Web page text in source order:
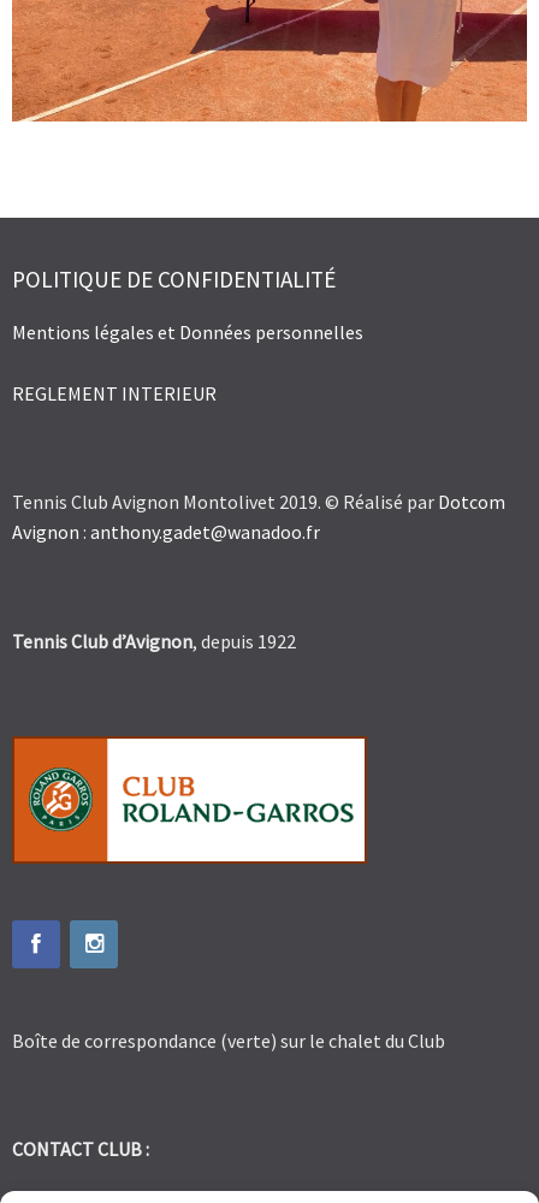
POLITIQUE DE CONFIDENTIALITÉ
Mentions légales et Données personnelles
REGLEMENT INTERIEUR
Tennis Club Avignon Montolivet 2019. © Réalisé par Dotcom
Avignon : anthony.gadet@wanadoo.fr
Tennis Club d’Avignon, depuis 1922
Boîte de correspondance (verte) sur le chalet du Club
CONTACT CLUB :